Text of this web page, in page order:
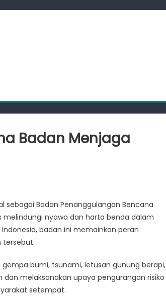
Badan Menjaga
sebagai Badan Penanggulangan Bencana
nyawa dan harta benda dalam
badan ini memainkan peran
tersebut.
bumi, tsunami, letusan gunung berapi,
dan melaksanakan upaya pengurangan risiko
setempat.